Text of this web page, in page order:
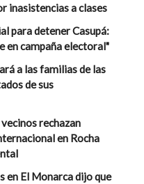
inasistencias a clases
para detener Casupá:
en campaña electoral"
a las familias de las
de sus
rechazan
en Rocha
en El Monarca dijo que